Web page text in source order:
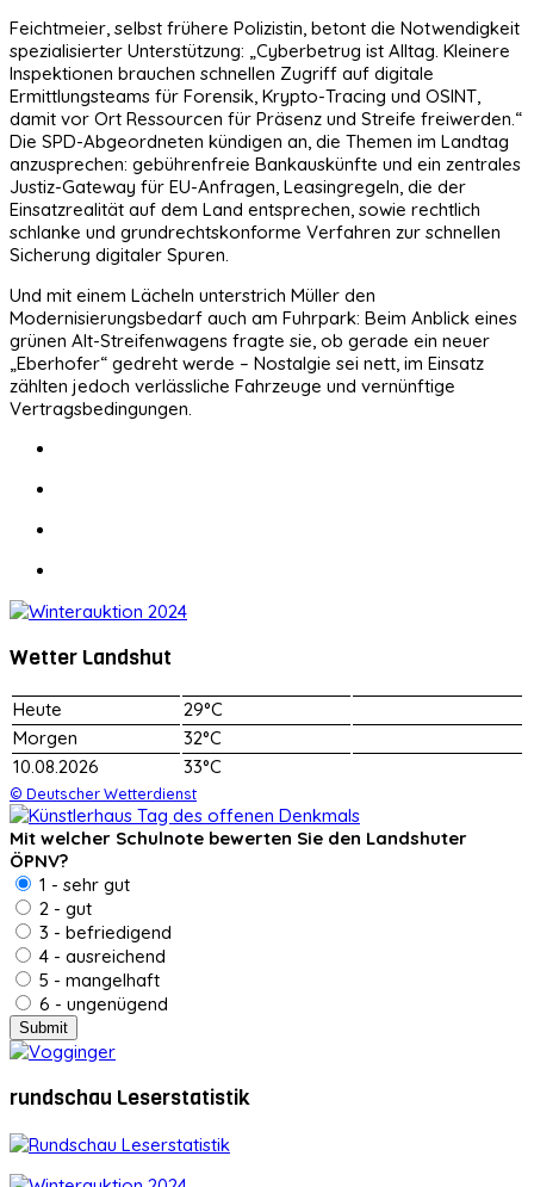
Feichtmeier, selbst frühere Polizistin, betont die Notwendigkeit
spezialisierter Unterstützung: „Cyberbetrug ist Alltag. Kleinere
Inspektionen brauchen schnellen Zugriff auf digitale
Ermittlungsteams für Forensik, Krypto-Tracing und OSINT,
damit vor Ort Ressourcen für Präsenz und Streife freiwerden.“
Die SPD-Abgeordneten kündigen an, die Themen im Landtag
anzusprechen: gebührenfreie Bankauskünfte und ein zentrales
Justiz-Gateway für EU-Anfragen, Leasingregeln, die der
Einsatzrealität auf dem Land entsprechen, sowie rechtlich
schlanke und grundrechtskonforme Verfahren zur schnellen
Sicherung digitaler Spuren.
Und mit einem Lächeln unterstrich Müller den
Modernisierungsbedarf auch am Fuhrpark: Beim Anblick eines
grünen Alt-Streifenwagens fragte sie, ob gerade ein neuer
„Eberhofer“ gedreht werde – Nostalgie sei nett, im Einsatz
zählten jedoch verlässliche Fahrzeuge und vernünftige
Vertragsbedingungen.
Wetter Landshut
Heute
29°C
Morgen
32°C
10.08.2026
33°C
© Deutscher Wetterdienst
Mit welcher Schulnote bewerten Sie den Landshuter
ÖPNV?
1 - sehr gut
2 - gut
3 - befriedigend
4 - ausreichend
5 - mangelhaft
6 - ungenügend
rundschau Leserstatistik